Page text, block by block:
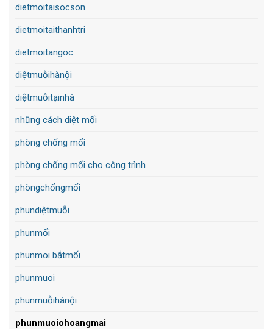
dietmoitaisocson
dietmoitaithanhtri
dietmoitangoc
diệtmuỗihànội
diệtmuỗitạinhà
những cách diệt mối
phòng chống mối
phòng chống mối cho công trình
phòngchốngmối
phundiệtmuỗi
phunmối
phunmoi bắtmối
phunmuoi
phunmuỗihànội
phunmuoiohoangmai